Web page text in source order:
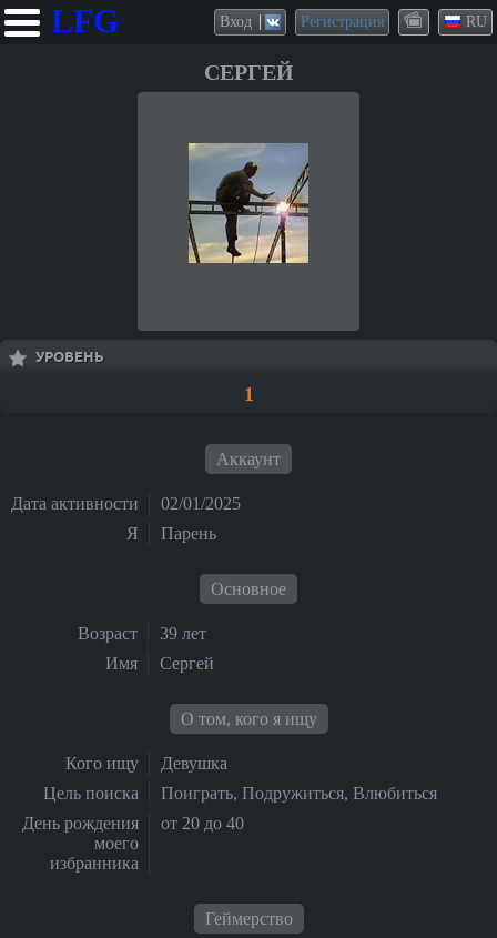
LFG Вход Регистрация RU
СЕРГЕЙ
УРОВЕНЬ
1
Аккаунт
Дата активности
02/01/2025
Я
Парень
Основное
Возраст
39 лет
Имя
Сергей
О том, кого я ищу
Кого ищу
Девушка
Цель поиска
Поиграть, Подружиться, Влюбиться
День рождения
моего
избранника
от 20 до 40
Геймерство